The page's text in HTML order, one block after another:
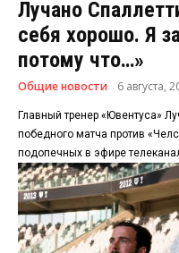
Лучано
себя хорошо. Я
потому что…»
Общие новости 6 августа,
Главный тренер «Ювентуса»
победного матча против
подопечных в эфире